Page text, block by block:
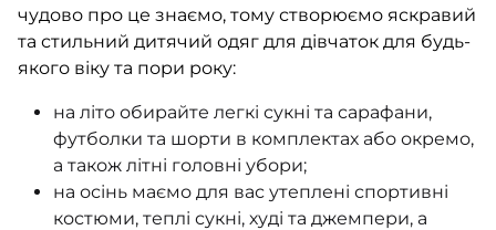
чудово про це знаємо, тому створюємо яскравий
та стильний дитячий одяг для дівчаток для будь-
якого віку та пори року:
на літо обирайте легкі сукні та сарафани,
футболки та шорти в комплектах або окремо,
а також літні головні убори;
на осінь маємо для вас утеплені спортивні
костюми, теплі сукні, худі та джемпери, а